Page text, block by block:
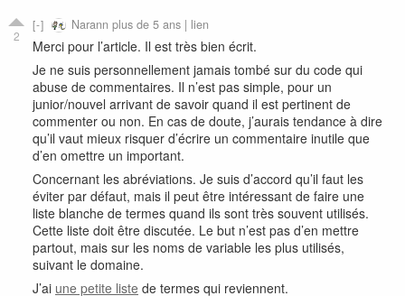
2
Narann plus de 5 ans | lien
Merci pour l’article. Il est très bien écrit.
Je ne suis personnellement jamais tombé sur du code qui
abuse de commentaires. Il n’est pas simple, pour un
junior/nouvel arrivant de savoir quand il est pertinent de
commenter ou non. En cas de doute, j’aurais tendance à dire
qu’il vaut mieux risquer d’écrire un commentaire inutile que
d’en omettre un important.
Concernant les abréviations. Je suis d’accord qu’il faut les
éviter par défaut, mais il peut être intéressant de faire une
liste blanche de termes quand ils sont très souvent utilisés.
Cette liste doit être discutée. Le but n’est pas d’en mettre
partout, mais sur les noms de variable les plus utilisés,
suivant le domaine.
J’ai une petite liste de termes qui reviennent.